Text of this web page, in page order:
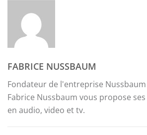
FABRICE NUSSBAUM
Fondateur de l'entreprise Nussbaum
Fabrice Nussbaum vous propose
en audio, video et tv.